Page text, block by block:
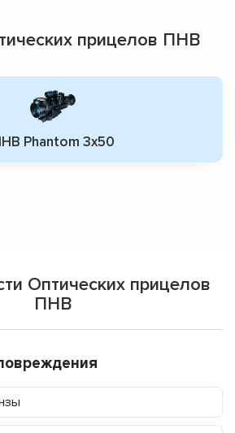
прицелов ПНВ
Phantom 3x50
Оптических прицелов
ПНВ